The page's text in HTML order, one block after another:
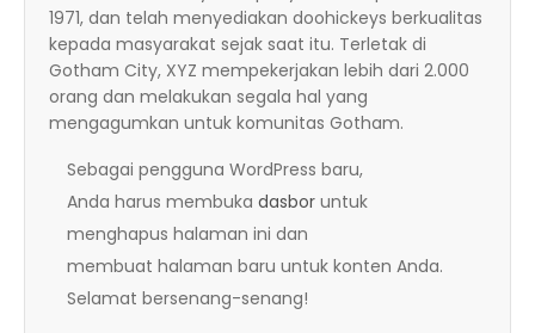
1971, dan telah menyediakan doohickeys berkualitas
kepada masyarakat sejak saat itu. Terletak di
Gotham City, XYZ mempekerjakan lebih dari 2.000
orang dan melakukan segala hal yang
mengagumkan untuk komunitas Gotham.
Sebagai pengguna WordPress baru,
Anda harus membuka dasbor untuk
menghapus halaman ini dan
membuat halaman baru untuk konten Anda.
Selamat bersenang-senang!